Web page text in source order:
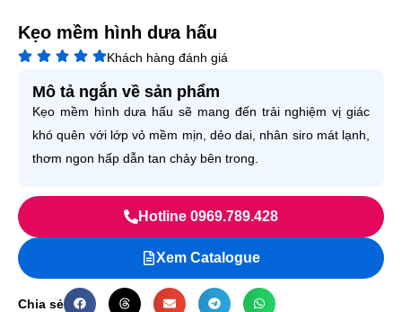
Kẹo mềm hình dưa hấu
Khách hàng đánh giá
Mô tả ngắn về sản phẩm
Kẹo mềm hình dưa hấu sẽ mang đến trải nghiệm vị giác
khó quên với lớp vỏ mềm mịn, dẻo dai, nhân siro mát lạnh,
thơm ngon hấp dẫn tan chảy bên trong.
Hotline 0969.789.428
Xem Catalogue
Chia sẻ